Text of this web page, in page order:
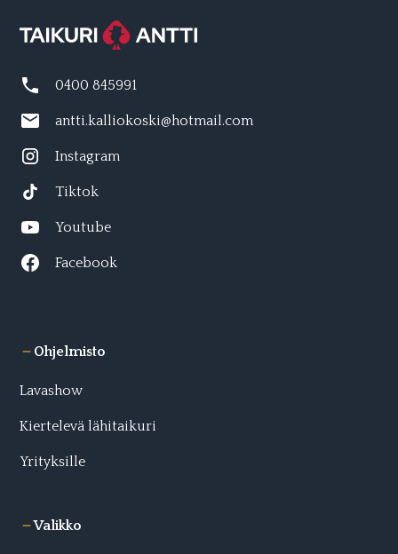
0400 845991
antti.kalliokoski@hotmail.com
Instagram
Tiktok
Youtube
Facebook
Ohjelmisto
Lavashow
Kiertelevä lähitaikuri
Yrityksille
Valikko